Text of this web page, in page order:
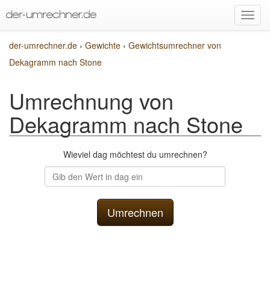
der-umrechner.de › Gewichte › Gewichtsumrechner von
Dekagramm nach Stone
Umrechnung von
Dekagramm nach Stone
Wieviel dag möchtest du umrechnen?